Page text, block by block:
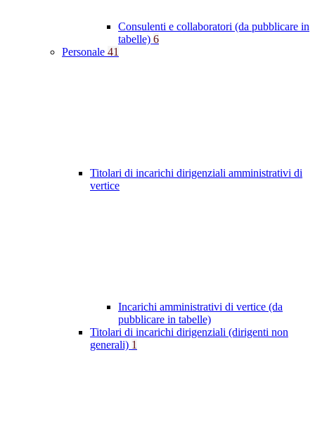
Consulenti e collaboratori (da pubblicare in
tabelle) 6
Personale 41
Titolari di incarichi dirigenziali amministrativi di
vertice
Incarichi amministrativi di vertice (da
pubblicare in tabelle)
Titolari di incarichi dirigenziali (dirigenti non
generali) 1